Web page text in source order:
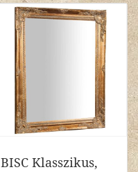
BISC Klasszikus,